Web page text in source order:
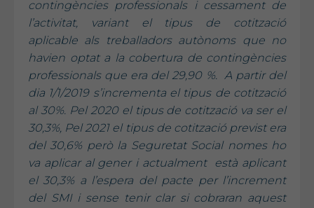
contingències professionals i cessament de
l’activitat, variant el tipus de cotització
aplicable als treballadors autònoms que no
havien optat a la cobertura de contingències
professionals que era del 29,90 %. A partir del
dia 1/1/2019 s’incrementa el tipus de cotització
al 30%. Pel 2020 el tipus de cotització va ser el
30,3%, Pel 2021 el tipus de cotització previst era
del 30,6% però la Seguretat Social nomes ho
va aplicar al gener i actualment està aplicant
el 30,3% a l’espera del pacte per l’increment
del SMI i sense tenir clar si cobraran aquest